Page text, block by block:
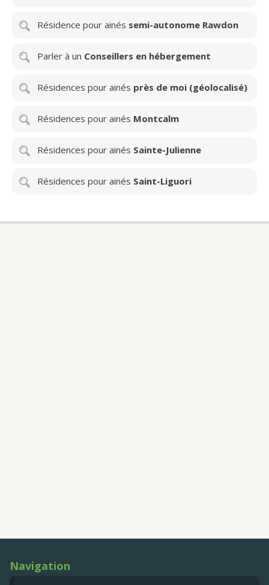
Résidence pour ainés semi-autonome Rawdon
Parler à un Conseillers en hébergement
Résidences pour ainés près de moi (géolocalisé)
Résidences pour ainés Montcalm
Résidences pour ainés Sainte-Julienne
Résidences pour ainés Saint-Liguori
Navigation